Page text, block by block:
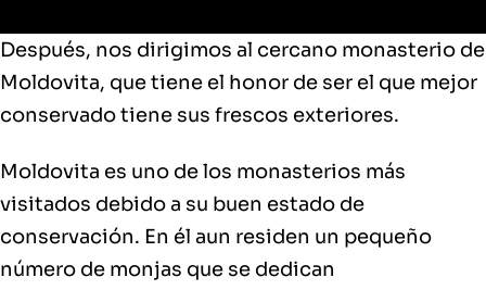
Después, nos dirigimos al cercano monasterio de
Moldovita, que tiene el honor de ser el que mejor
conservado tiene sus frescos exteriores.
Moldovita es uno de los monasterios más
visitados debido a su buen estado de
conservación. En él aun residen un pequeño
número de monjas que se dedican